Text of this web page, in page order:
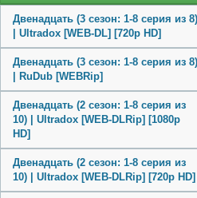
Двенадцать (3 сезон: 1-8 серия из 8)
| Ultradox [WEB-DL] [720p HD]
Двенадцать (3 сезон: 1-8 серия из 8)
| RuDub [WEBRip]
Двенадцать (2 сезон: 1-8 серия из
10) | Ultradox [WEB-DLRip] [1080p
HD]
Двенадцать (2 сезон: 1-8 серия из
10) | Ultradox [WEB-DLRip] [720p HD]